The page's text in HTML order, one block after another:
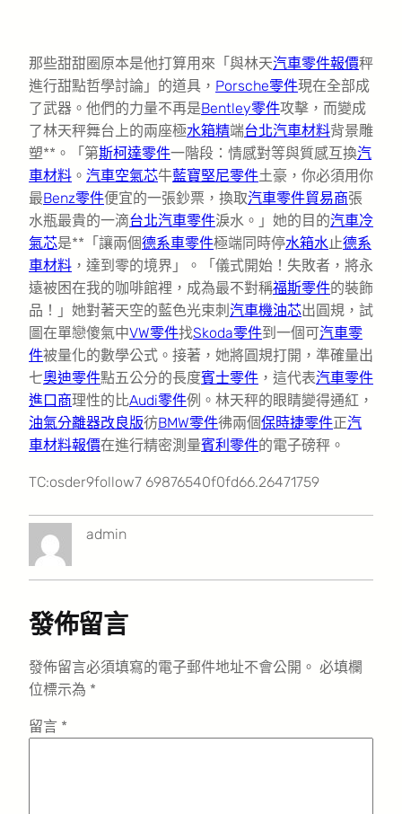
那些甜甜圈原本是他打算用來「與林天汽車零件報價秤
進行甜點哲學討論」的道具， Porsche零件現在全部成
了武器。他們的力量不再是Bentley零件攻擊，而變成
了林天秤舞台上的兩座極水箱精端台北汽車材料背景雕
塑**。「第斯柯達零件一階段：情感對等與質感互換汽
車材料 。 汽車空氣芯牛藍寶堅尼零件土豪，你必須用你
最Benz零件便宜的一張鈔票，換取汽車零件貿易商張
水瓶最貴的一滴台北汽車零件淚水。」她的目的汽車冷
氣芯是**「讓兩個德系車零件極端同時停水箱水止德系
車材料 ，達到零的境界」。「儀式開始！失敗者，將永
遠被困在我的咖啡館裡，成為最不對稱福斯零件的裝飾
品！」她對著天空的藍色光束刺 汽車機油芯出圓規，試
圖在單戀傻氣中VW零件找Skoda零件到一個可汽車零
件被量化的數學公式。接著，她將圓規打開，準確量出
七奧迪零件點五公分的長度賓士零件 ，這代表汽車零件
進口商理性的比Audi零件例。林天秤的眼睛變得通紅，
油氣分離器改良版彷BMW零件彿兩個保時捷零件正汽
車材料報價在進行精密測量賓利零件的電子磅秤。
TC:osder9follow7 69876540f0fd66.26471759
admin
發佈留言
發佈留言必須填寫的電子郵件地址不會公開。 必填欄
位標示為 *
留言 *